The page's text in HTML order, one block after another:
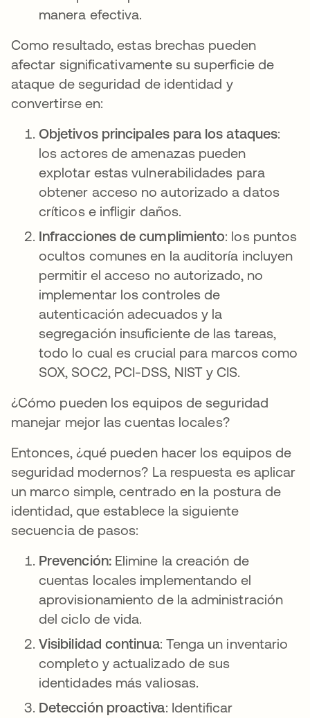
manera efectiva.
Como resultado, estas brechas pueden
afectar significativamente su superficie de
ataque de seguridad de identidad y
convertirse en:
Objetivos principales para los ataques:
los actores de amenazas pueden
explotar estas vulnerabilidades para
obtener acceso no autorizado a datos
críticos e infligir daños.
Infracciones de cumplimiento: los puntos
ocultos comunes en la auditoría incluyen
permitir el acceso no autorizado, no
implementar los controles de
autenticación adecuados y la
segregación insuficiente de las tareas,
todo lo cual es crucial para marcos como
SOX, SOC2, PCI-DSS, NIST y CIS.
¿Cómo pueden los equipos de seguridad
manejar mejor las cuentas locales?
Entonces, ¿qué pueden hacer los equipos de
seguridad modernos? La respuesta es aplicar
un marco simple, centrado en la postura de
identidad, que establece la siguiente
secuencia de pasos:
Prevención: Elimine la creación de
cuentas locales implementando el
aprovisionamiento de la administración
del ciclo de vida.
Visibilidad continua: Tenga un inventario
completo y actualizado de sus
identidades más valiosas.
Detección proactiva: Identificar